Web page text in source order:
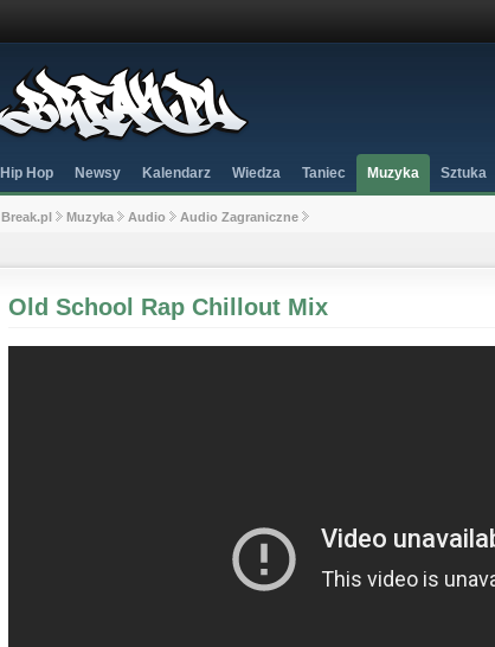
Hip Hop Newsy Kalendarz Wiedza Taniec Muzyka Sztuka
Break.pl Muzyka Audio Audio Zagraniczne
Old School Rap Chillout Mix